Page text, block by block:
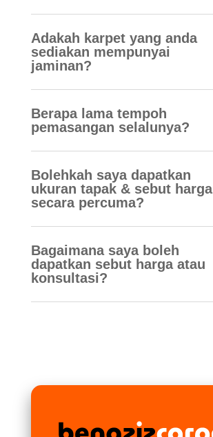
Adakah karpet yang anda
sediakan mempunyai
jaminan?
Berapa lama tempoh
pemasangan selalunya?
Bolehkah saya dapatkan
ukuran tapak & sebut harga
secara percuma?
Bagaimana saya boleh
dapatkan sebut harga atau
konsultasi?